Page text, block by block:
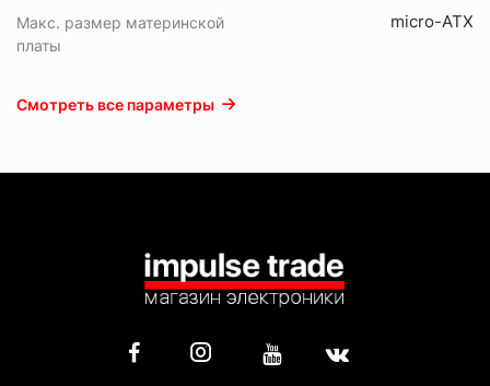
Макс. размер материнской
платы
micro-ATX
Смотреть все параметры